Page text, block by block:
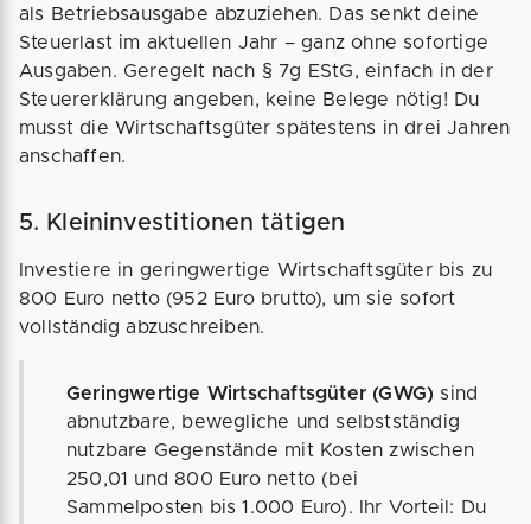
als Betriebsausgabe abzuziehen. Das senkt deine
Steuerlast im aktuellen Jahr – ganz ohne sofortige
Ausgaben. Geregelt nach § 7g EStG, einfach in der
Steuererklärung angeben, keine Belege nötig! Du
musst die Wirtschaftsgüter spätestens in drei Jahren
anschaffen.
5. Kleininvestitionen tätigen
Investiere in geringwertige Wirtschaftsgüter bis zu
800 Euro netto (952 Euro brutto), um sie sofort
vollständig abzuschreiben.
Geringwertige Wirtschaftsgüter (GWG) sind
abnutzbare, bewegliche und selbstständig
nutzbare Gegenstände mit Kosten zwischen
250,01 und 800 Euro netto (bei
Sammelposten bis 1.000 Euro). Ihr Vorteil: Du